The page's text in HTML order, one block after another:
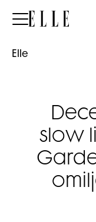
Elle
Elle
slow